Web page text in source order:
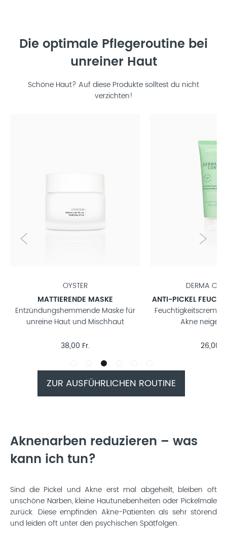
Die optimale Pflegeroutine bei
unreiner Haut
Schöne Haut? Auf diese Produkte solltest du nicht
verzichten!
OYSTER
MATTIERENDE MASKE
Entzündungshemmende Maske für
unreine Haut und Mischhaut
38,00 Fr.
DERMA
ANTI-PICKEL
Feuchtigkeitscreme
Akne
26,00
ZUR AUSFÜHRLICHEN ROUTINE
Aknenarben reduzieren – was
kann ich tun?
Sind die Pickel und Akne erst mal abgeheilt, bleiben oft
unschöne Narben, kleine Hautunebenheiten oder Pickelmale
zurück. Diese empfinden Akne-Patienten als sehr störend
und leiden oft unter den psychischen Spätfolgen.